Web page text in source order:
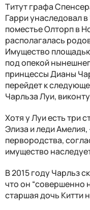
Титут графа
Гарри унаследовал
поместье Олторп в
располагалась
Имущество
под опекой
принцессы Дианы
перейдет к
Чарльза Луи,
Хотя у Луи есть три
Элиза и леди
первородства,
имущество
В 2015 году Чарльз
что он “совершенно
старшая дочь Китти